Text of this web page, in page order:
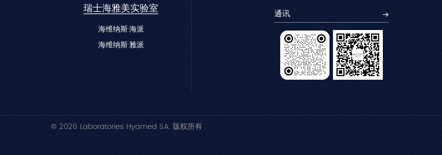
瑞士海雅美实验室
海维纳斯·海派
海维纳斯·雅派
© 2026 Laboratories Hyamed SA. 版权所有 .